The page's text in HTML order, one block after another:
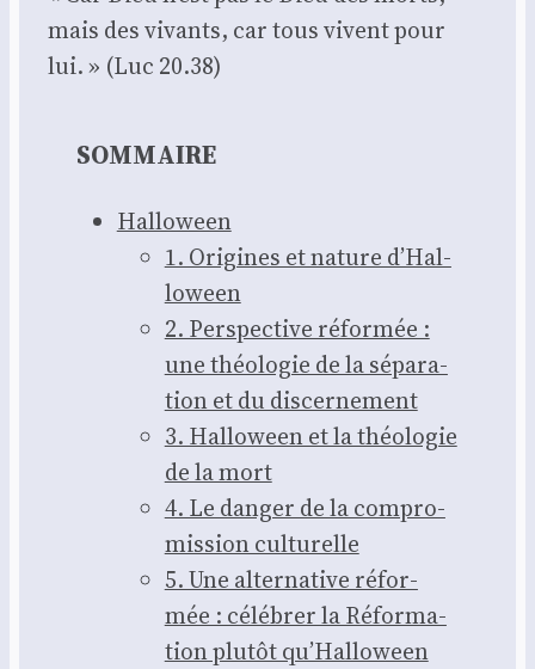
mais des vivants, car tous vivent pour
lui. » (Luc 20.38)
SOMMAIRE
Hal­lo­ween
1. Ori­gines et nature d’Hal­
lo­ween
2. Pers­pec­tive réfor­mée :
une théo­lo­gie de la sépa­ra­
tion et du dis­cer­ne­ment
3. Hal­lo­ween et la théo­lo­gie
de la mort
4. Le dan­ger de la com­pro­
mis­sion cultu­relle
5. Une alter­na­tive réfor­
mée : célé­brer la Réfor­ma­
tion plu­tôt qu’­Hal­lo­ween